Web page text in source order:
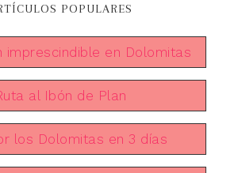
POPULARES
imprescindible en Dolomitas
al Ibón de Plan
los Dolomitas en 3 días